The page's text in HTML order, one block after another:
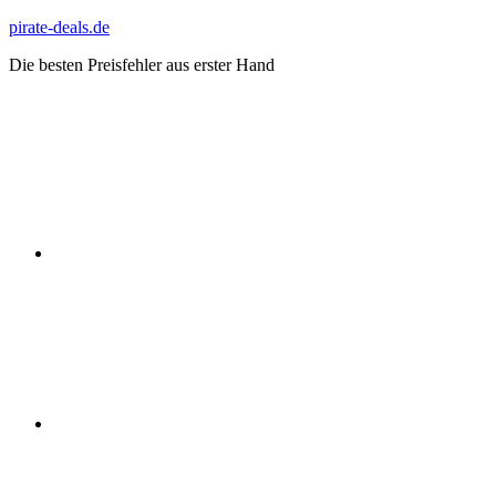
Zum
springen
pirate-deals.de
Die besten Preisfehler aus erster Hand